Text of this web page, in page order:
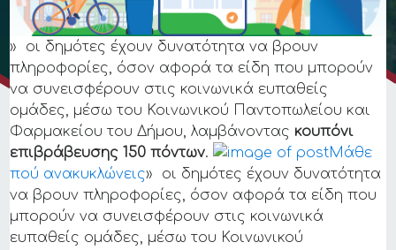
» οι δημότες έχουν δυνατότητα να βρουν
πληροφορίες, όσον αφορά τα είδη που μπορούν
να συνεισφέρουν στις κοινωνικά ευπαθείς
ομάδες, μέσω του Κοινωνικού Παντοπωλείου και
Φαρμακείου του Δήμου, λαμβάνοντας κουπόνι
επιβράβευσης 150 πόντων.
Μάθε
πού ανακυκλώνεις» οι δημότες έχουν δυνατότητα
να βρουν πληροφορίες, όσον αφορά τα είδη που
μπορούν να συνεισφέρουν στις κοινωνικά
ευπαθείς ομάδες, μέσω του Κοινωνικού